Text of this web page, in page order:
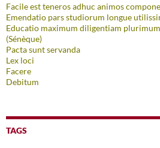
Facile est teneros adhuc animos
Emendatio pars studiorum longue
Educatio maximum diligentiam
(Sénèque)
Pacta sunt servanda
Lex loci
Facere
Debitum
TAGS